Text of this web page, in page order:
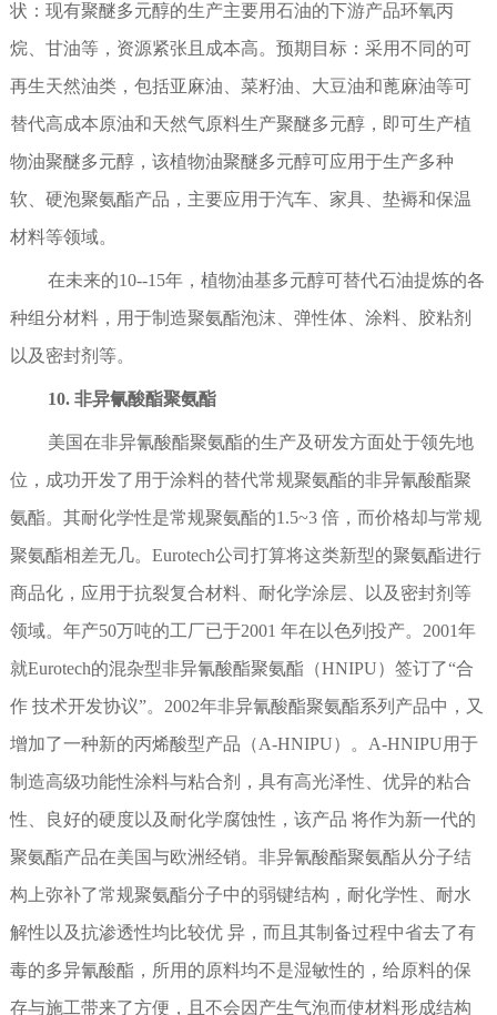
状：现有聚醚多元醇的生产主要用石油的下游产品环氧丙
烷、甘油等，资源紧张且成本高。预期目标：采用不同的可
再生天然油类，包括亚麻油、菜籽油、大豆油和蓖麻油等可
替代高成本原油和天然气原料生产聚醚多元醇，即可生产植
物油聚醚多元醇，该植物油聚醚多元醇可应用于生产多种
软、硬泡聚氨酯产品，主要应用于汽车、家具、垫褥和保温
材料等领域。
在未来的10--15年，植物油基多元醇可替代石油提炼的各
种组分材料，用于制造聚氨酯泡沫、弹性体、涂料、胶粘剂
以及密封剂等。
10. 非异氰酸酯聚氨酯
美国在非异氰酸酯聚氨酯的生产及研发方面处于领先地
位，成功开发了用于涂料的替代常规聚氨酯的非异氰酸酯聚
氨酯。其耐化学性是常规聚氨酯的1.5~3 倍，而价格却与常规
聚氨酯相差无几。Eurotech公司打算将这类新型的聚氨酯进行
商品化，应用于抗裂复合材料、耐化学涂层、以及密封剂等
领域。年产50万吨的工厂已于2001 年在以色列投产。2001年
就Eurotech的混杂型非异氰酸酯聚氨酯（HNIPU）签订了“合
作 技术开发协议”。2002年非异氰酸酯聚氨酯系列产品中，又
增加了一种新的丙烯酸型产品（A-HNIPU）。A-HNIPU用于
制造高级功能性涂料与粘合剂，具有高光泽性、优异的粘合
性、良好的硬度以及耐化学腐蚀性，该产品 将作为新一代的
聚氨酯产品在美国与欧洲经销。非异氰酸酯聚氨酯从分子结
构上弥补了常规聚氨酯分子中的弱键结构，耐化学性、耐水
解性以及抗渗透性均比较优 异，而且其制备过程中省去了有
毒的多异氰酸酯，所用的原料均不是湿敏性的，给原料的保
存与施工带来了方便，且不会因产生气泡而使材料形成结构